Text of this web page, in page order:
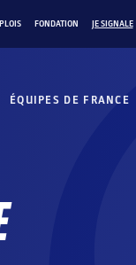
FONDATION JE SIGNALE
ÉQUIPES DE FRANCE